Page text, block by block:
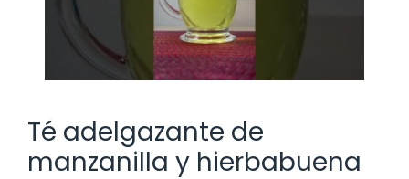
Té adelgazante de
manzanilla y hierbabuena